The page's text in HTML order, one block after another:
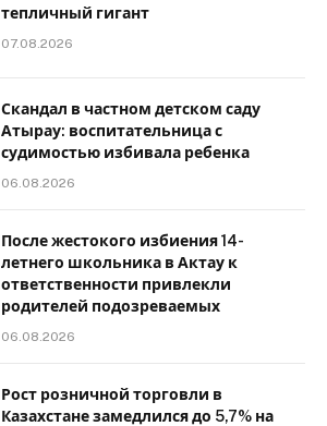
тепличный гигант
07.08.2026
Скандал в частном детском саду
Атырау: воспитательница с
судимостью избивала ребенка
06.08.2026
После жестокого избиения 14-
летнего школьника в Актау к
ответственности привлекли
родителей подозреваемых
06.08.2026
Рост розничной торговли в
Казахстане замедлился до 5,7% на